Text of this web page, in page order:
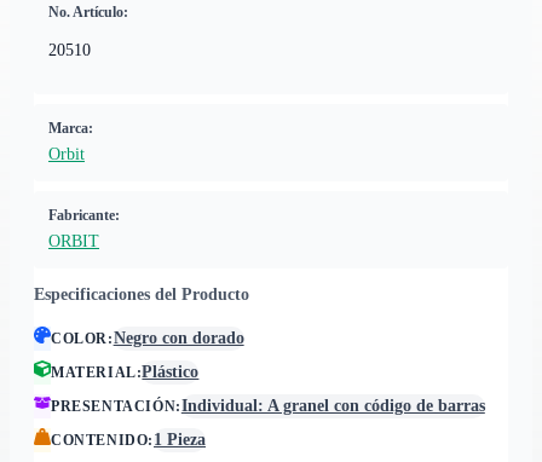
No. Artículo:
20510
Marca:
Orbit
Fabricante:
ORBIT
Especificaciones del Producto
COLOR:Negro con dorado
MATERIAL:Plástico
PRESENTACIÓN:Individual: A granel con código de barras
CONTENIDO: 1 Pieza